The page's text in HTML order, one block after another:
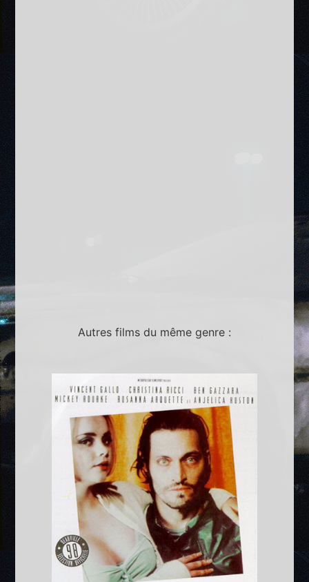
Autres films du même genre :